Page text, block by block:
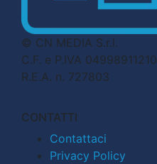
© CN MEDIA S.r.l.
C.F. e P.IVA 04998911210
R.E.A. n. 727803
CONTATTI
Contattaci
Privacy Policy